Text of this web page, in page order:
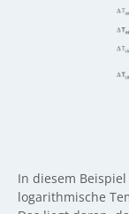
In diesem
logarithmische